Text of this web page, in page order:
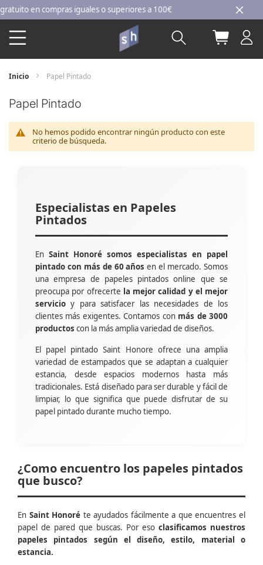
Ir
al
contenido
en compras iguales o superiores a 100€
Buscar Mi
Inicio Papel Pintado
Papel Pintado
No hemos podido encontrar ningún producto con este
criterio de búsqueda.
Especialistas en Papeles
Pintados
En Saint Honoré somos especialistas en papel
pintado con más de 60 años en el mercado. Somos
una empresa de papeles pintados online que se
preocupa por ofrecerte la mejor calidad y el mejor
servicio y para satisfacer las necesidades de los
clientes más exigentes. Contamos con más de 3000
productos con la más amplia variedad de diseños.
El papel pintado Saint Honore ofrece una amplia
variedad de estampados que se adaptan a cualquier
estancia, desde espacios modernos hasta más
tradicionales. Está diseñado para ser durable y fácil de
limpiar, lo que significa que puede disfrutar de su
papel pintado durante mucho tiempo.
¿Como encuentro los papeles pintados
que busco?
En Saint Honoré te ayudados fácilmente a que encuentres el
papel de pared que buscas. Por eso clasificamos nuestros
papeles pintados según el diseño, estilo, material o
estancia.